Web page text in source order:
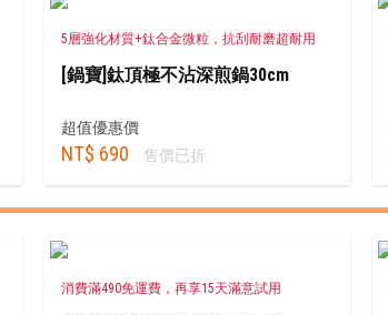
5層強化材質+鈦合金微粒，抗刮耐磨超耐用
[鍋寶]鈦頂極不沾深煎鍋30cm
超值優惠價
NT$ 690 售價已折
消費滿490免運費，再享15天滿意試用